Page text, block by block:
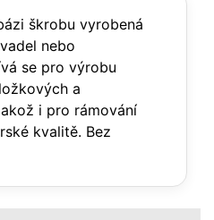
škrobu vyrobená
nebo
se pro výrobu
a
i pro rámování
kvalitě. Bez